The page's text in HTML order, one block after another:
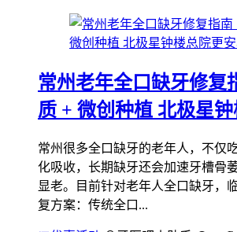
常州老年全口缺牙修复
质 + 微创种植 北极星
常州很多全口缺牙的老年人，不仅
化吸收，长期缺牙还会加速牙槽骨
显老。目前针对老年人全口缺牙，
复方案：传统全口...